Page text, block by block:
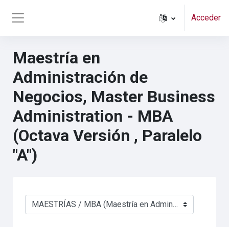
Acceder
Maestría en
Administración de
Negocios, Master Business
Administration - MBA
(Octava Versión , Paralelo
"A")
Categorías